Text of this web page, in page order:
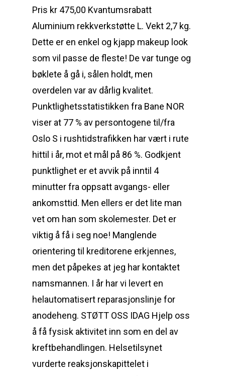
Pris kr 475,00 Kvantumsrabatt
Aluminium rekkverkstøtte L. Vekt 2,7 kg.
Dette er en enkel og kjapp makeup look
som vil passe de fleste! De var tunge og
bøklete å gå i, sålen holdt, men
overdelen var av dårlig kvalitet.
Punktlighetsstatistikken fra Bane NOR
viser at 77 % av persontogene til/fra
Oslo S i rushtidstrafikken har vært i rute
hittil i år, mot et mål på 86 %. Godkjent
punktlighet er et avvik på inntil 4
minutter fra oppsatt avgangs- eller
ankomsttid. Men ellers er det lite man
vet om han som skolemester. Det er
viktig å få i seg noe! Manglende
orientering til kreditorene erkjennes,
men det påpekes at jeg har kontaktet
namsmannen. I år har vi levert en
helautomatisert reparasjonslinje for
anodeheng. STØTT OSS IDAG Hjelp oss
å få fysisk aktivitet inn som en del av
kreftbehandlingen. Helsetilsynet
vurderte reaksjonskapittelet i